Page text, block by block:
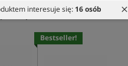
interesuje się:16 osób
SAMEJ SERII
Bestseller!